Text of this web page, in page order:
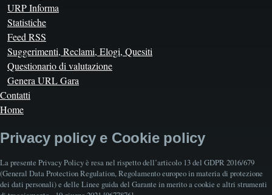
URP Informa
Statistiche
Feed RSS
Suggerimenti, Reclami, Elogi, Quesiti
Questionario di valutazione
Genera URL Gara
Contatti
Home
Privacy policy e Cookie policy
La presente Privacy Policy è resa nel rispetto dell’articolo 13 del GDPR 2016/679
(General Data Protection Regulation, Regolamento europeo in materia di protezione
dei dati personali) e delle Linee guida del Garante in merito a cookie e altri strumenti